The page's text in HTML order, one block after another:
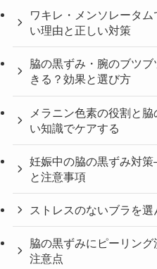
ワキレ・メンソレータ
い理由と正しい対策
脇の黒ずみ・腕のブツ
きる？効果と選び方
メラニン色素の役割と
い知識でケアする
妊娠中の脇の黒ずみ対
と注意事項
ストレスのないブラを
脇の黒ずみにピーリン
注意点